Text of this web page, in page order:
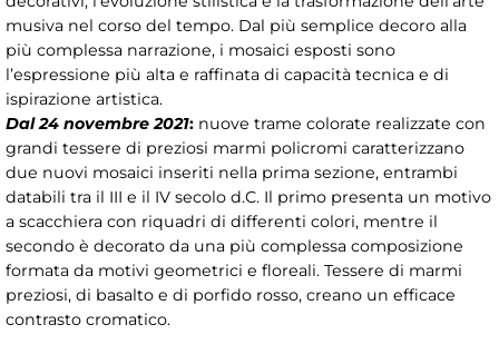
musiva nel corso del tempo. Dal più semplice decoro alla
più complessa narrazione, i mosaici esposti sono
l’espressione più alta e raffinata di capacità tecnica e di
ispirazione artistica.
Dal 24 novembre 2021: nuove trame colorate realizzate con
grandi tessere di preziosi marmi policromi caratterizzano
due nuovi mosaici inseriti nella prima sezione, entrambi
databili tra il III e il IV secolo d.C. Il primo presenta un motivo
a scacchiera con riquadri di differenti colori, mentre il
secondo è decorato da una più complessa composizione
formata da motivi geometrici e floreali. Tessere di marmi
preziosi, di basalto e di porfido rosso, creano un efficace
contrasto cromatico.